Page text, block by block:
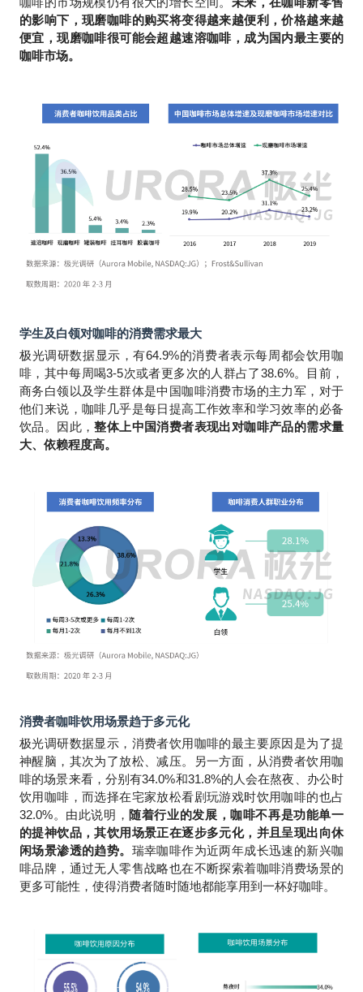
的影响下，现磨咖啡的购买将变得越来越便利，价格越来越
便宜，现磨咖啡很可能会超越速溶咖啡，成为国内最主要的
咖啡市场。
学生及白领对咖啡的消费需求最大
极光调研数据显示，有64.9%的消费者表示每周都会饮用咖
啡，其中每周喝3-5次或者更多次的人群占了38.6%。目前，
商务白领以及学生群体是中国咖啡消费市场的主力军，对于
他们来说，咖啡几乎是每日提高工作效率和学习效率的必备
饮品。因此，整体上中国消费者表现出对咖啡产品的需求量
大、依赖程度高。
消费者咖啡饮用场景趋于多元化
极光调研数据显示，消费者饮用咖啡的最主要原因是为了提
神醒脑，其次为了放松、减压。另一方面，从消费者饮用咖
啡的场景来看，分别有34.0%和31.8%的人会在熬夜、办公时
饮用咖啡，而选择在宅家放松看剧玩游戏时饮用咖啡的也占
32.0%。由此说明， 随着行业的发展，咖啡不再是功能单一
的提神饮品，其饮用场景正在逐步多元化，并且呈现出向休
闲场景渗透的趋势。 瑞幸咖啡作为近两年成长迅速的新兴咖
啡品牌，通过无人零售战略也在不断探索着咖啡消费场景的
更多可能性，使得消费者随时随地都能享用到一杯好咖啡。